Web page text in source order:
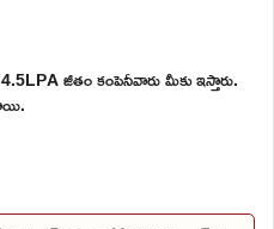
జీతం కంపెనీవారు మీకు ఇస్తారు.